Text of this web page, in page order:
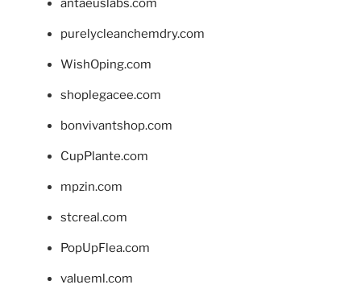
antaeuslabs.com
purelycleanchemdry.com
WishOping.com
shoplegacee.com
bonvivantshop.com
CupPlante.com
mpzin.com
stcreal.com
PopUpFlea.com
valueml.com